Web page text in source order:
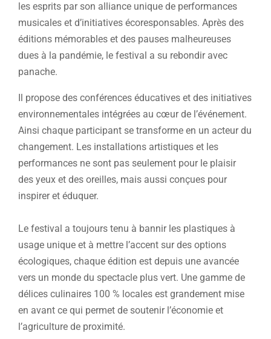
les esprits par son alliance unique de performances
musicales et d’initiatives écoresponsables. Après des
éditions mémorables et des pauses malheureuses
dues à la pandémie, le festival a su rebondir avec
panache.
Il propose des conférences éducatives et des initiatives
environnementales intégrées au cœur de l’événement.
Ainsi chaque participant se transforme en un acteur du
changement. Les installations artistiques et les
performances ne sont pas seulement pour le plaisir
des yeux et des oreilles, mais aussi conçues pour
inspirer et éduquer.
Le festival a toujours tenu à bannir les plastiques à
usage unique et à mettre l’accent sur des options
écologiques, chaque édition est depuis une avancée
vers un monde du spectacle plus vert. Une gamme de
délices culinaires 100 % locales est grandement mise
en avant ce qui permet de soutenir l’économie et
l’agriculture de proximité.